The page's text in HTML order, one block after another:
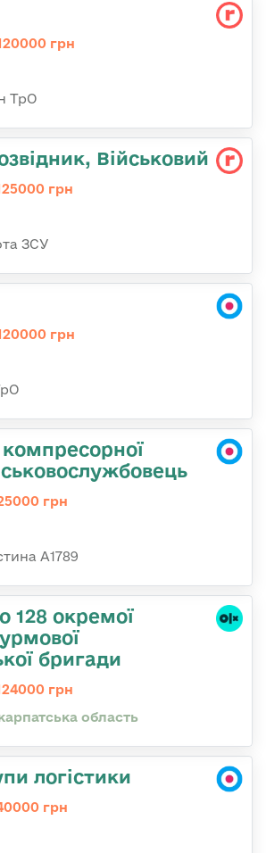
грн
ТрО
Військовий
грн
ЗСУ
грн
грн
А1789
128 окремої
бригади
грн
область
логістики
грн